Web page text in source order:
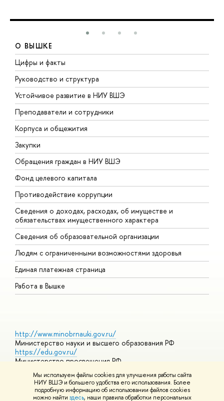
Мы используем файлы cookies для улучшения работы сайта
НИУ ВШЭ и большего удобства его использования. Более
подробную информацию об использовании файлов cookies
можно найти здесь, наши правила обработки персональных
О ВЫШКЕ
Цифры и факты
Руководство и структура
Устойчивое развитие в НИУ ВШЭ
Преподаватели и сотрудники
Корпуса и общежития
Закупки
Обращения граждан в НИУ ВШЭ
Фонд целевого капитала
Противодействие коррупции
Сведения о доходах, расходах, об имуществе и
обязательствах имущественного характера
Сведения об образовательной организации
Людям с ограниченными возможностями здоровья
Единая платежная страница
Работа в Вышке
http://www.minobrnauki.gov.ru/
Министерство науки и высшего образования РФ
https://edu.gov.ru/
Министерство просвещения РФ
https://elearning.hse.ru/mooc
Массовые открытые онлайн-курсы